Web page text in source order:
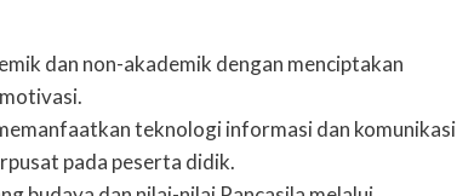
dan non-akademik dengan menciptakan
teknologi informasi dan komunikasi
pada peserta didik.